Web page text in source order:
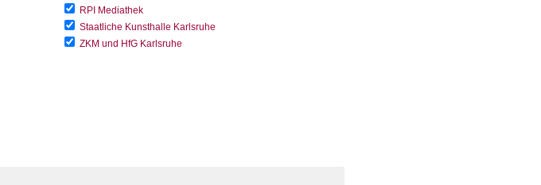
RPI Mediathek
Staatliche Kunsthalle Karlsruhe
ZKM und HfG Karlsruhe